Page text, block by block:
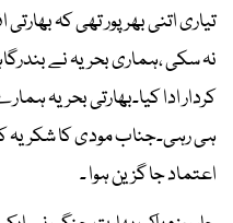
تیاری اتنی بھرپور تھی کہ
نہ سکی ،ہماری بحریہ نے
کردار ادا کیا۔بھارتی بحریہ
ہی رہی۔جناب مودی کا شکریہ کہ
اعتماد جا گزین ہوا ۔